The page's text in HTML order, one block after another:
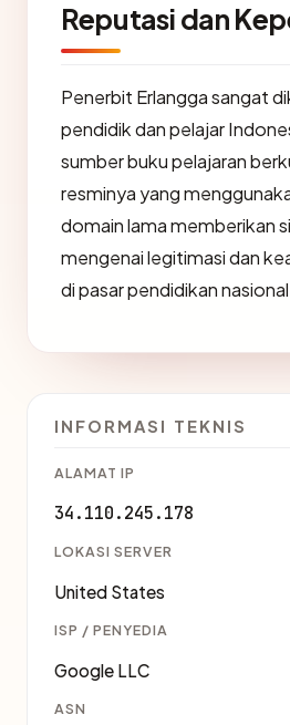
Reputasi dan
Penerbit Erlangga sangat
pendidik dan pelajar
sumber buku pelajaran
resminya yang
domain lama memberikan
mengenai legitimasi dan
di pasar pendidikan
INFORMASI TEKNIS
ALAMAT IP
34.110.245.178
LOKASI SERVER
United States
ISP / PENYEDIA
Google LLC
ASN